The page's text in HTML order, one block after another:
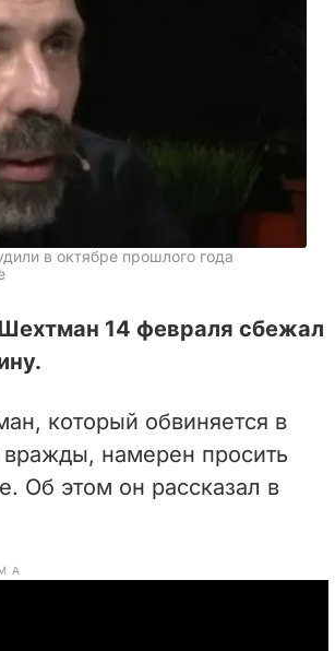
в октябре прошлого года
14 февраля сбежал
который обвиняется в
вражды, намерен просить
Об этом он рассказал в